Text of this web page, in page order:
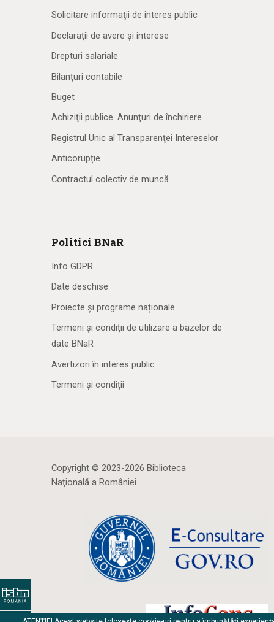
Solicitare informaţii de interes public
Declarații de avere și interese
Drepturi salariale
Bilanțuri contabile
Buget
Achiziţii publice. Anunţuri de închiriere
Registrul Unic al Transparenţei Intereselor
Anticorupție
Contractul colectiv de muncă
Politici BNaR
Info GDPR
Date deschise
Proiecte și programe naționale
Termeni și condiții de utilizare a bazelor de
date BNaR
Avertizori în interes public
Termeni și condiții
Copyright © 2023-2026 Biblioteca
Naţională a României